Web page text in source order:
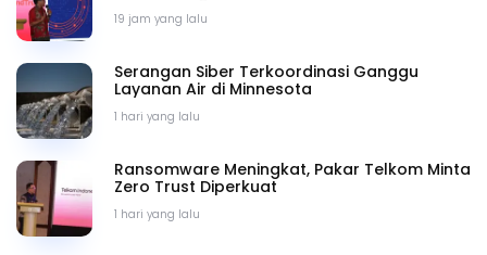
19 jam yang lalu
1 hari yang lalu
Serangan Siber Terkoordinasi Ganggu
Layanan Air di Minnesota
1 hari yang lalu
Ransomware Meningkat, Pakar Telkom Minta
Zero Trust Diperkuat